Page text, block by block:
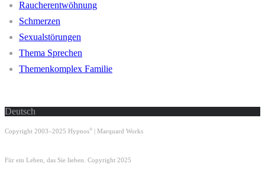
Raucherentwöhnung
Schmerzen
Sexualstörungen
Thema Sprechen
Themenkomplex Familie
Deutsch
Copyright 2003–2025 Hypnos® | Marquard Works
Für ein Leben, das Sie lieben. Copyright 2025